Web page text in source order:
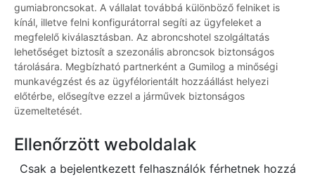
gumiabroncsokat. A vállalat továbbá különböző felniket is
kínál, illetve felni konfigurátorral segíti az ügyfeleket a
megfelelő kiválasztásban. Az abroncshotel szolgáltatás
lehetőséget biztosít a szezonális abroncsok biztonságos
tárolására. Megbízható partnerként a Gumilog a minőségi
munkavégzést és az ügyfélorientált hozzáállást helyezi
előtérbe, elősegítve ezzel a járművek biztonságos
üzemeltetését.
Ellenőrzött weboldalak
Csak a bejelentkezett felhasználók férhetnek hozzá